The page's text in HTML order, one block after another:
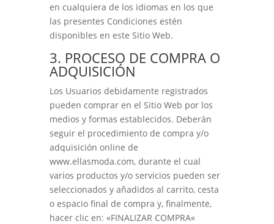
en cualquiera de los idiomas en los que
las presentes Condiciones estén
disponibles en este Sitio Web.
3. PROCESO DE COMPRA O
ADQUISICIÓN
Los Usuarios debidamente registrados
pueden comprar en el Sitio Web por los
medios y formas establecidos. Deberán
seguir el procedimiento de compra y/o
adquisición online de
www.ellasmoda.com, durante el cual
varios productos y/o servicios pueden ser
seleccionados y añadidos al carrito, cesta
o espacio final de compra y, finalmente,
hacer clic en: «FINALIZAR COMPRA«